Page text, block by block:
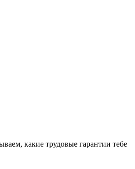
какие трудовые гарантии тебе